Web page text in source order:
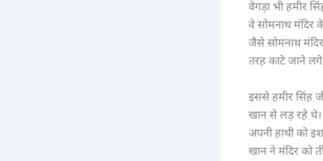
वेगड़ा भी हमीर
वे सोमनाथ
जैसे सोमनाथ
तरह काटे जाने
इससे हमीर सिंह
खान से लड़ रहे थे।
अपनी हाथी को
खान ने मंदिर को